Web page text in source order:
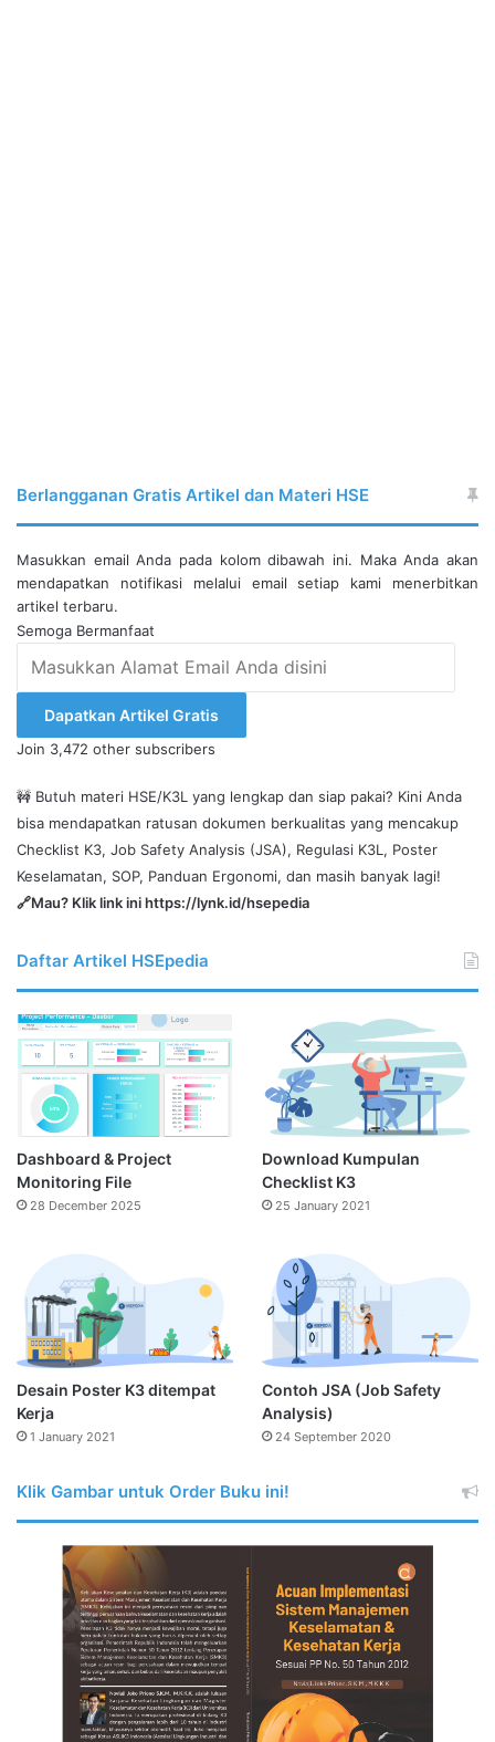
Berlangganan Gratis Artikel dan Materi HSE
Masukkan email Anda pada kolom dibawah ini. Maka Anda akan
mendapatkan notifikasi melalui email setiap kami menerbitkan
artikel terbaru.
Semoga Bermanfaat
Alamat
Anda
disini
Dapatkan Artikel Gratis
Join 3,472 other subscribers
🚧 Butuh materi HSE/K3L yang lengkap dan siap pakai? Kini Anda
bisa mendapatkan ratusan dokumen berkualitas yang mencakup
Checklist K3, Job Safety Analysis (JSA), Regulasi K3L, Poster
Keselamatan, SOP, Panduan Ergonomi, dan masih banyak lagi!
🔗Mau? Klik link inihttps://lynk.id/hsepedia
Daftar Artikel HSEpedia
Dashboard & Project
Monitoring File
28 December 2025
Download Kumpulan
Checklist K3
25 January 2021
Desain Poster K3 ditempat
Kerja
1 January 2021
Contoh JSA (Job Safety
Analysis)
24 September 2020
Klik Gambar untuk Order Buku ini!